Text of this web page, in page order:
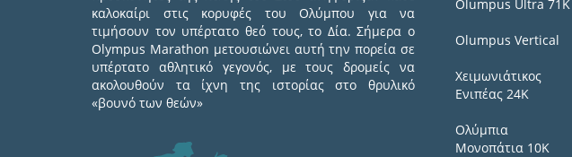
καλοκαίρι στις κορυφές του Ολύμπου για να
τιμήσουν τον υπέρτατο θεό τους, το Δία. Σήμερα ο
Olympus Marathon μετουσιώνει αυτή την πορεία σε
υπέρτατο αθλητικό γεγονός, με τους δρομείς να
ακολουθούν τα ίχνη της ιστορίας στο θρυλικό
«βουνό των θεών»
Olumpus Ultra 71K
Olumpus Vertical
Χειμωνιάτικος
Ενιπέας 24Κ
Ολύμπια
Μονοπάτια 10Κ